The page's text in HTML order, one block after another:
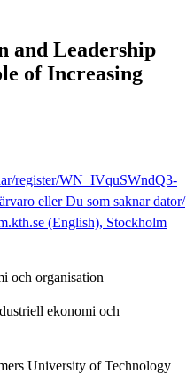
and Leadership
of Increasing
register/WN_IVquSWndQ3-
eller Du som saknar dator/
(English), Stockholm
och organisation
ekonomi och
University of Technology